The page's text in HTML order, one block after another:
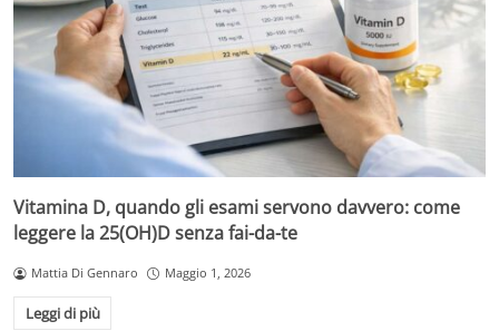
Vitamina D, quando gli esami servono davvero: come
leggere la 25(OH)D senza fai-da-te
Mattia Di Gennaro Maggio 1, 2026
Leggi di più